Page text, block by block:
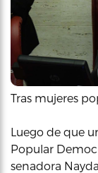
Tras mujeres
Luego de que
Popular
senadora